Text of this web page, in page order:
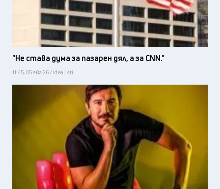
"Не става дума за пазарен дял, а за CNN."
11:45, 05 авг 26 / Idealisti